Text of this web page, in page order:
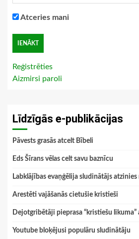
Atceries mani
Reģistrēties
Aizmirsi paroli
Līdzīgās e-publikācijas
Pāvests grasās atcelt Bībeli
Eds Šīrans vēlas celt savu baznīcu
Labklājības evaņģēlija sludinātājs
Arestēti vajāšanās cietušie kristieši
Dejotgribētāji pieprasa “kristiešu likuma”
Youtube bloķējusi populāru sludinātāju